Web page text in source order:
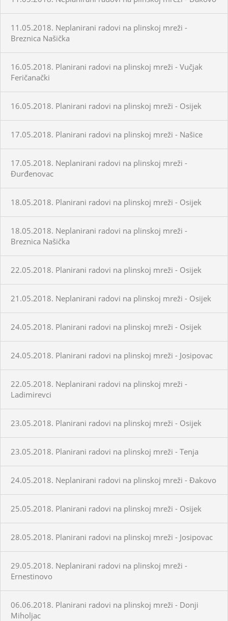
11.05.2018. Neplanirani radovi na plinskoj mreži -
Breznica Našička
16.05.2018. Planirani radovi na plinskoj mreži - Vučjak
Feričanački
16.05.2018. Planirani radovi na plinskoj mreži - Osijek
17.05.2018. Planirani radovi na plinskoj mreži - Našice
17.05.2018. Neplanirani radovi na plinskoj mreži -
Đurđenovac
18.05.2018. Planirani radovi na plinskoj mreži - Osijek
18.05.2018. Neplanirani radovi na plinskoj mreži -
Breznica Našička
22.05.2018. Planirani radovi na plinskoj mreži - Osijek
21.05.2018. Neplanirani radovi na plinskoj mreži - Osijek
24.05.2018. Planirani radovi na plinskoj mreži - Osijek
24.05.2018. Planirani radovi na plinskoj mreži - Josipovac
22.05.2018. Neplanirani radovi na plinskoj mreži -
Ladimirevci
23.05.2018. Planirani radovi na plinskoj mreži - Osijek
23.05.2018. Planirani radovi na plinskoj mreži - Tenja
24.05.2018. Neplanirani radovi na plinskoj mreži - Đakovo
25.05.2018. Planirani radovi na plinskoj mreži - Osijek
28.05.2018. Planirani radovi na plinskoj mreži - Josipovac
29.05.2018. Neplanirani radovi na plinskoj mreži -
Ernestinovo
06.06.2018. Planirani radovi na plinskoj mreži - Donji
Miholjac